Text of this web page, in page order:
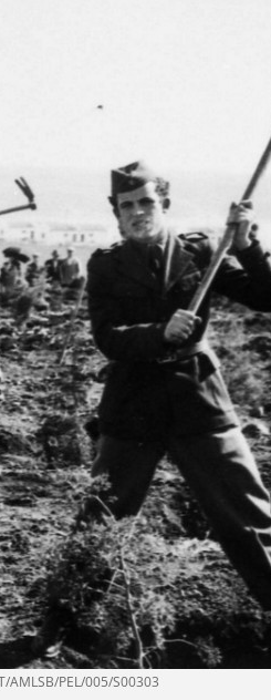
AMLSB/PEL/005/S00303